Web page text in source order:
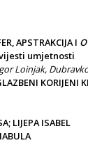
APSTRAKCIJA I
umjetnosti
Loinjak,
KORIJENI
LIJEPA ISABEL